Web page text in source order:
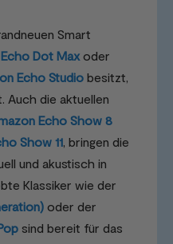
Smart
Dot Max oder
Echo Studio besitzt,
Auch die aktuellen
Echo Show 8
Show 11, bringen die
und akustisch in
Klassiker wie der
oder der
sind bereit für das